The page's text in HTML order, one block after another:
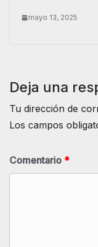
mayo 13, 2025
Deja una
Tu dirección de
Los campos
Comentario *